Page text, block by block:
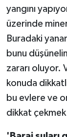
yangını
üzerinde
Buradaki
bunu
zararı oluyor.
konuda dikkatli
bu evlere ve
dikkat